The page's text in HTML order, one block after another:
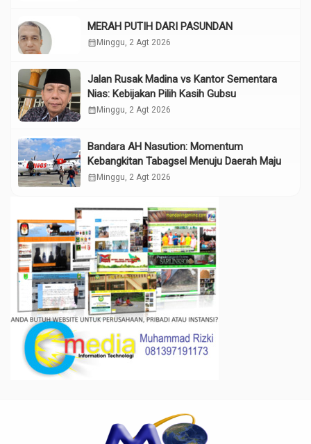
MERAH PUTIH DARI PASUNDAN
calendar_month Minggu, 2 Agt 2026
Jalan Rusak Madina vs Kantor Sementara
Nias: Kebijakan Pilih Kasih Gubsu
calendar_month Minggu, 2 Agt 2026
Bandara AH Nasution: Momentum
Kebangkitan Tabagsel Menuju Daerah Maju
calendar_month Minggu, 2 Agt 2026